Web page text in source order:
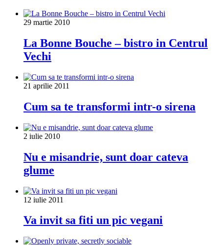
29 martie 2010
La Bonne Bouche – bistro in Centrul
Vechi
21 aprilie 2011
Cum sa te transformi intr-o sirena
2 iulie 2010
Nu e misandrie, sunt doar cateva
glume
12 iulie 2011
Va invit sa fiti un pic vegani